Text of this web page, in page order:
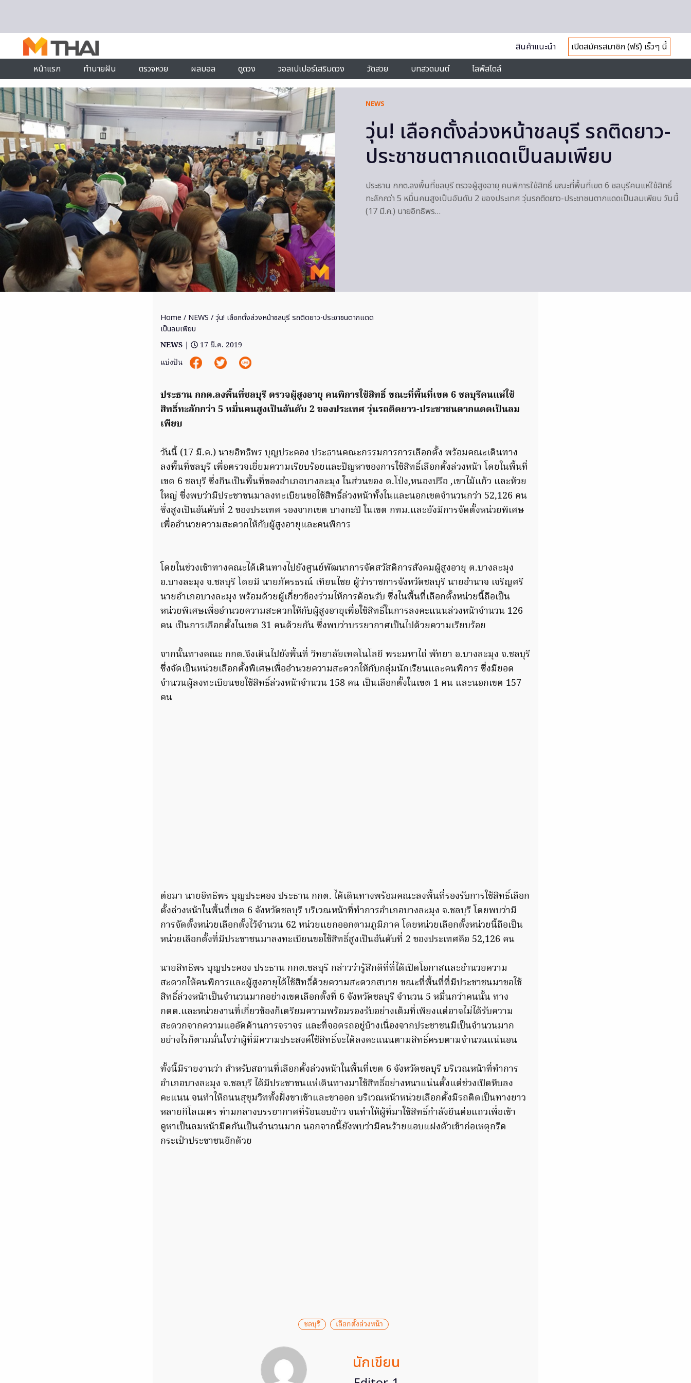
สินค้าแนะนำ
เปิดสมัครสมาชิก (ฟรี) เร็วๆ นี้
หน้าแรก
ทำนายฝัน ตรวจหวย ผลบอล ดูดวง วอลเปเปอร์เสริมดวง วัดสวย บทสวดมนต์ ไลฟ์สไตล์
NEWS
วุ่น! เลือกตั้งล่วงหน้าชลบุรี รถติดยาว-
ประชาชนตากแดดเป็นลมเพียบ
ประธาน กกต.ลงพื้นที่ชลบุรี ตรวจผู้สูงอายุ คนพิการใช้สิทธิ์ ขณะที่พื้นที่เขต 6 ชลบุรีคนแห่ใช้สิทธิ์
ทะลักกว่า 5 หมื่นคนสูงเป็นอันดับ 2 ของประเทศ วุ่นรถติดยาว-ประชาชนตากแดดเป็นลมเพียบ วันนี้
(17 มี.ค.) นายอิทธิพร…
Home / NEWS / วุ่น! เลือกตั้งล่วงหน้าชลบุรี รถติดยาว-ประชาชนตากแดด
เป็นลมเพียบ
NEWS |
17 มี.ค. 2019
แบ่งปัน
ประธาน กกต.ลงพื้นที่ชลบุรี ตรวจผู้สูงอายุ คนพิการใช้สิทธิ์ ขณะที่พื้นที่เขต 6 ชลบุรีคนแห่ใช้
สิทธิ์ทะลักกว่า 5 หมื่นคนสูงเป็นอันดับ 2 ของประเทศวุ่นรถติดยาว-ประชาชนตากแดดเป็นลม
เพียบ
วันนี้ (17 มี.ค.) นายอิทธิพร บุญประคอง ประธานคณะกรรมการการเลือกตั้ง พร้อมคณะเดินทาง
ลงพื้นที่ชลบุรี เพื่อตรวจเยี่ยมความเรียบร้อยและปัญหาของการใช้สิทธิ์เลือกตั้งล่วงหน้า โดยในพื้นที่
เขต 6 ชลบุรี ซึ่งกินเป็นพื้นที่ของอำเภอบางละมุง ในส่วนของ ต.โป่ง,หนองปรือ ,เขาไม้แก้ว และห้วย
ใหญ่ ซึ่งพบว่ามีประชาชนมาลงทะเบียนขอใช้สิทธิ์ล่วงหน้าทั้งในและนอกเขตจำนวนกว่า 52,126 คน
ซึ่งสูงเป็นอันดับที่ 2 ของประเทศ รองจากเขต บางกะปิ ในเขต กทม.และยังมีการจัดตั้งหน่วยพิเศษ
เพื่ออำนวยความสะดวกให้กับผู้สูงอายุและคนพิการ
โดยในช่วงเช้าทางคณะได้เดินทางไปยังศูนย์พัฒนาการจัดสวัสดิการสังคมผู้สูงอายุ ต.บางละมุง
อ.บางละมุง จ.ชลบุรี โดยมี นายภัครธรณ์ เทียนไชย ผู้ว่าราชการจังหวัดชลบุรี นายอำนาจ เจริญศรี
นายอำเภอบางละมุง พร้อมด้วยผู้เกี่ยวข้องร่วมให้การต้อนรับ ซึ่งในพื้นที่เลือกตั้งหน่วยนี้ถือเป็น
หน่วยพิเศษเพื่ออำนวยความสะดวกให้กับผู้สูงอายุเพื่อใช้สิทธิ์ในการลงคะแนนล่วงหน้าจำนวน 126
คน เป็นการเลือกตั้งในเขต 31 คนด้วยกัน ซึ่งพบว่าบรรยากาศเป็นไปด้วยความเรียบร้อย
จากนั้นทางคณะ กกต.จึงเดินไปยังพื้นที่ วิทยาลัยเทคโนโลยี พระมหาไถ่ พัทยา อ.บางละมุง จ.ชลบุรี
ซึ่งจัดเป็นหน่วยเลือกตั้งพิเศษเพื่ออำนวยความสะดวกให้กับกลุ่มนักเรียนและคนพิการ ซึ่งมียอด
จำนวนผู้ลงทะเบียนขอใช้สิทธิ์ล่วงหน้าจำนวน 158 คน เป็นเลือกตั้งในเขต 1 คน และนอกเขต 157
คน
ต่อมา นายอิทธิพร บุญประคอง ประธาน กกต. ได้เดินทางพร้อมคณะลงพื้นที่รองรับการใช้สิทธิ์เลือก
ตั้งล่วงหน้าในพื้นที่เขต 6 จังหวัดชลบุรี บริเวณหน้าที่ทำการอำเภอบางละมุง จ.ชลบุรี โดยพบว่ามี
การจัดตั้งหน่วยเลือกตั้งไว้จำนวน 62 หน่วยแยกออกตามภูมิภาค โดยหน่วยเลือกตั้งหน่วยนี้ถือเป็น
หน่วยเลือกตั้งที่มีประชาชนมาลงทะเบียนขอใช้สิทธิ์สูงเป็นอันดับที่ 2 ของประเทศคือ 52,126 คน
นายสิทธิพร บุญประคอง ประธาน กกต.ชลบุรี กล่าวว่ารู้สึกดีที่ที่ได้เปิดโอกาสและอำนวยความ
สะดวกให้คนพิการและผู้สูงอายุได้ใช้สิทธิ์ด้วยความสะดวกสบาย ขณะที่พื้นที่ที่มีประชาชนมาขอใช้
สิทธิ์ล่วงหน้าเป็นจำนวนมากอย่างเขตเลือกตั้งที่ 6 จังหวัดชลบุรี จำนวน 5 หมื่นกว่าคนนั้น ทาง
กตต.และหน่วยงานที่เกี่ยวข้องก็เตรียมความพร้อมรองรับอย่างเต็มที่เพียงแต่อาจไม่ได้รับความ
สะดวกจากความแออัดด้านการจราจร และที่จอดรถอยู่บ้างเนื่องจากประชาชนมีเป็นจำนวนมาก
อย่างไรก็ตามมั่นใจว่าผู้ที่มีความประสงค์ใช้สิทธิ์จะได้ลงคะแนนตามสิทธิ์ครบตามจำนวนแน่นอน
ทั้งนี้มีรายงานว่า สำหรับสถานที่เลือกตั้งล่วงหน้าในพื้นที่เขต 6 จังหวัดชลบุรี บริเวณหน้าที่ทำการ
อำเภอบางละมุง จ.ชลบุรี ได้มีประชาชนแห่เดินทางมาใช้สิทธิ์อย่างหนาแน่นตั้งแต่ช่วงเปิดหีบลง
คะแนน จนทำให้ถนนสุขุมวิททั้งฝั่งขาเข้าและขาออก บริเวณหน้าหน่วยเลือกตั้งมีรถติดเป็นทางยาว
หลายกิโลเมตร ท่ามกลางบรรยากาศที่ร้อนอบอ้าว จนทำให้ผู้ที่มาใช้สิทธิ์กำลังยืนต่อแถวเพื่อเข้า
คูหาเป็นลมหน้ามืดกันเป็นจำนวนมาก นอกจากนี้ยังพบว่ามีคนร้ายแอบแฝงตัวเข้าก่อเหตุกรีด
กระเป๋าประชาชนอีกด้วย
ชลบุรี เลือกตั้งล่วงหน้า
นักเขียน